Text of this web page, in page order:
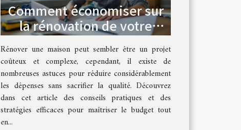
Comment économiser sur
la rénovation de votre
maison ?
Rénover une maison peut sembler être un projet
coûteux et complexe, cependant, il existe de
nombreuses astuces pour réduire considérablement
les dépenses sans sacrifier la qualité. Découvrez
dans cet article des conseils pratiques et des
stratégies efficaces pour maîtriser le budget tout
en...